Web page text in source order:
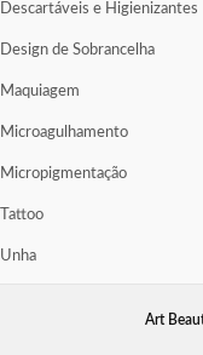
Descartáveis e Higienizantes
Design de Sobrancelha
Maquiagem
Microagulhamento
Micropigmentação
Tattoo
Unha
Art